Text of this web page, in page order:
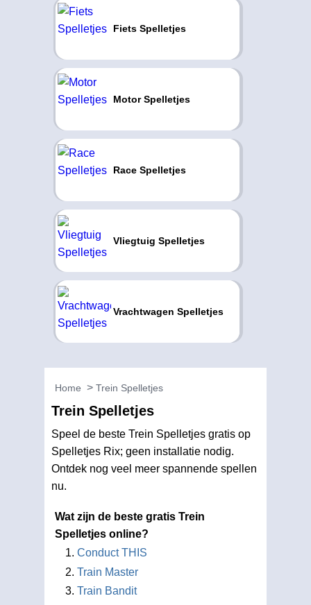
Fiets Spelletjes
Motor Spelletjes
Race Spelletjes
Vliegtuig Spelletjes
Vrachtwagen Spelletjes
Home Trein Spelletjes
Trein Spelletjes
Speel de beste Trein Spelletjes gratis op
Spelletjes Rix; geen installatie nodig.
Ontdek nog veel meer spannende spellen
nu.
Wat zijn de beste gratis Trein
Spelletjes online?
Conduct THIS
Train Master
Train Bandit